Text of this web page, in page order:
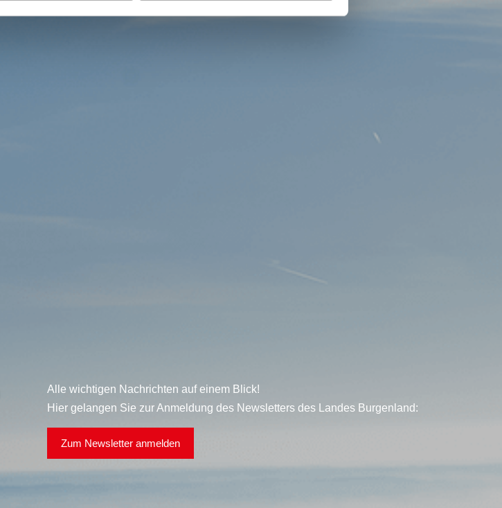
Alle wichtigen Nachrichten auf einem Blick!
Hier gelangen Sie zur Anmeldung des Newsletters des Landes Burgenland:
Zum Newsletter anmelden